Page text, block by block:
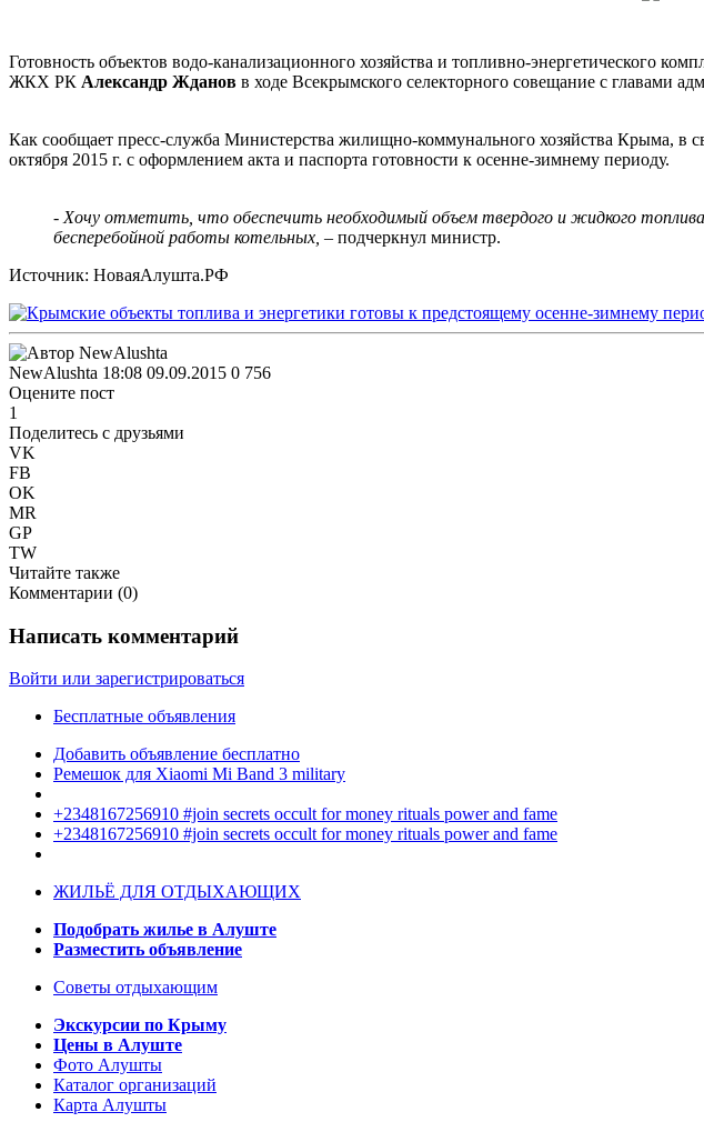
Готовность объектов водо-канализационного хозяйства и топливно-энергетического
ЖКХ РК Александр Жданов в ходе Всекрымского селекторного совещание с главами
Как сообщает пресс-служба Министерства жилищно-коммунального хозяйства Крыма, в
октября 2015 г. с оформлением акта и паспорта готовности к осенне-зимнему периоду.
- Хочу отметить, что обеспечить необходимый объем твердого и жидкого топлива
бесперебойной работы котельных, – подчеркнул министр.
Источник: НоваяАлушта.РФ
NewAlushta 18:08 09.09.2015 0 756
Оцените пост
1
Поделитесь с друзьями
VK
FB
OK
MR
GP
TW
Читайте также
Комментарии (0)
Написать комментарий
Войти или зарегистрироваться
Бесплатные объявления
Добавить объявление бесплатно
Ремешок для Xiaomi Mi Band 3 military
+2348167256910 #join secrets occult for money rituals power and fame
+2348167256910 #join secrets occult for money rituals power and fame
ЖИЛЬЁ ДЛЯ ОТДЫХАЮЩИХ
Подобрать жилье в Алуште
Разместить объявление
Советы отдыхающим
Экскурсии по Крыму
Цены в Алуште
Фото Алушты
Каталог организаций
Карта Алушты